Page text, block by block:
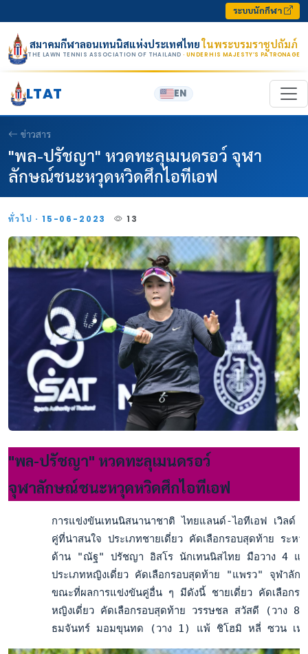
ระบบนักกีฬา
สมาคมกีฬาลอนเทนนิสแห่งประเทศไทยในพระบรมราชูปถัมภ์
THE LAWN TENNIS ASSOCIATION OF THAILAND · UNDER HIS MAJESTY’S PATRONAGE
LTAT EN
ข่าวสาร
"พล-ปรัชญา" หวดทะลุเมนดรอว์ จุฬา
ลักษณ์ชนะหวุดหวิดศึกไอทีเอฟ
ทั่วไป · 15-06-2023 13
"พล-ปรัชญา" หวดทะลุเมนดรอว์
จุฬาลักษณ์ชนะหวุดหวิดศึกไอทีเอฟ
การแข่งขันเทนนิสนานาชาติ ไทยแลนด์-ไอทีเอฟ เวิลด์
คู่ที่น่าสนใจ ประเภทชายเดี่ยว คัดเลือกรอบสุดท้าย ระ
ด้าน "ณัฐ" ปรัชญา อิสโร นักเทนนิสไทย มือวาง 4 แ
ประเภทหญิงเดี่ยว คัดเลือกรอบสุดท้าย "แพรว" จุฬาลั
ขณะที่ผลการแข่งขันคู่อื่น ๆ มีดังนี้ ชายเดี่ยว คัดเลือกร
หญิงเดี่ยว คัดเลือกรอบสุดท้าย วรรษชล สวัสดี (วาง
ธมจันทร์ มอมขุนทด (วาง 1) แพ้ ชิโฮมิ หลี่ ซวน เห